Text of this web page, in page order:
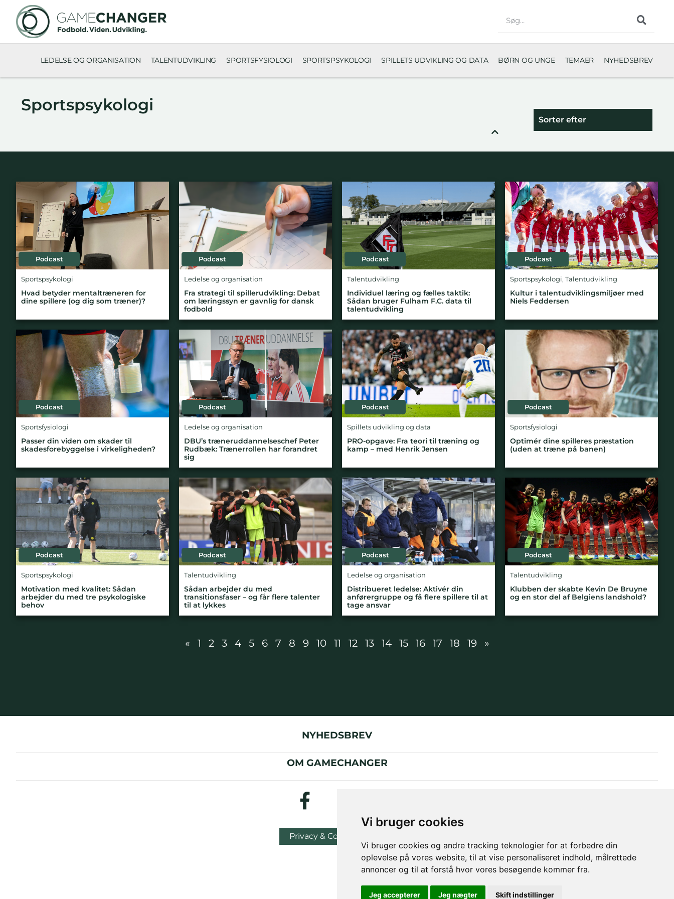
Vi bruger cookies
Vi bruger cookies og andre tracking teknologier for at forbedre din
oplevelse på vores website, til at vise personaliseret indhold, målrettede
annoncer og til at forstå hvor vores besøgende kommer fra.
Jeg accepterer Jeg nægter Skift indstillinger
LEDELSE OG ORGANISATION TALENTUDVIKLING SPORTSFYSIOLOGI SPORTSPSYKOLOGI SPILLETS UDVIKLING OG DATA BØRN OG UNGE TEMAER NYHEDSBREV
Sportspsykologi
Sorter efter
Podcast
Sportspsykologi
Hvad betyder mentaltræneren for
dine spillere (og dig som træner)?
Podcast
Ledelse og organisation
Fra strategi til spillerudvikling: Debat
om læringssyn er gavnlig for dansk
fodbold
Podcast
Talentudvikling
Individuel læring og fælles taktik:
Sådan bruger Fulham F.C. data til
talentudvikling
Podcast
Sportspsykologi, Talentudvikling
Kultur i talentudviklingsmiljøer med
Niels Feddersen
Podcast
Sportsfysiologi
Passer din viden om skader til
skadesforebyggelse i virkeligheden?
Podcast
Ledelse og organisation
DBU’s træneruddannelseschef Peter
Rudbæk: Trænerrollen har forandret
sig
Podcast
Spillets udvikling og data
PRO-opgave: Fra teori til træning og
kamp – med Henrik Jensen
Podcast
Sportsfysiologi
Optimér dine spilleres præstation
(uden at træne på banen)
Podcast
Sportspsykologi
Motivation med kvalitet: Sådan
arbejder du med tre psykologiske
behov
Podcast
Talentudvikling
Sådan arbejder du med
transitionsfaser – og får flere talenter
til at lykkes
Podcast
Ledelse og organisation
Distribueret ledelse: Aktivér din
anførergruppe og få flere spillere til at
tage ansvar
Podcast
Talentudvikling
Klubben der skabte Kevin De Bruyne
og en stor del af Belgiens landshold?
« 1 2 3 4 5 6 7 8 9 10 11 12 13 14 15 16 17 18 19 »
NYHEDSBREV
OM GAMECHANGER
Privacy & Cookies Policy